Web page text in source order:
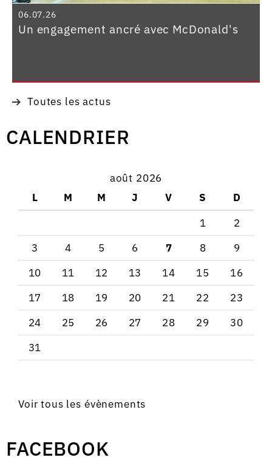
06.07.26
Un engagement ancré avec McDonald's
Toutes les actus
CALENDRIER
août 2026
L
M M J V S
D
1
2
3
4 5 6 7 8
9
10
11 12 13 14 15
16
17
18 19 20 21 22
23
24
25 26 27 28 29
30
31
Voir tous les évènements
FACEBOOK